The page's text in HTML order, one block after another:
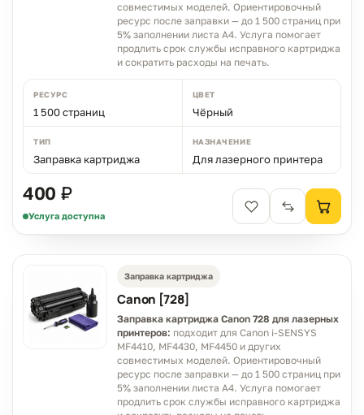
совместимых моделей. Ориентировочный
ресурс после заправки — до 1 500 страниц при
5% заполнении листа A4. Услуга помогает
продлить срок службы исправного картриджа
и сократить расходы на печать.
РЕСУРС
1 500 страниц
ЦВЕТ
Чёрный
ТИП
Заправка картриджа
НАЗНАЧЕНИЕ
Для лазерного принтера
400 ₽
Услуга доступна
Заправка картриджа
Canon [728]
Заправка картриджа Canon 728 для лазерных
принтеров: подходит для Canon i-SENSYS
MF4410, MF4430, MF4450 и других
совместимых моделей. Ориентировочный
ресурс после заправки — до 1 500 страниц при
5% заполнении листа A4. Услуга помогает
продлить срок службы исправного картриджа